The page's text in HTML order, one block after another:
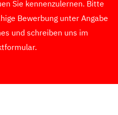
Sie kennenzulernen. Bitte
Bewerbung unter Angabe
und schreiben uns im